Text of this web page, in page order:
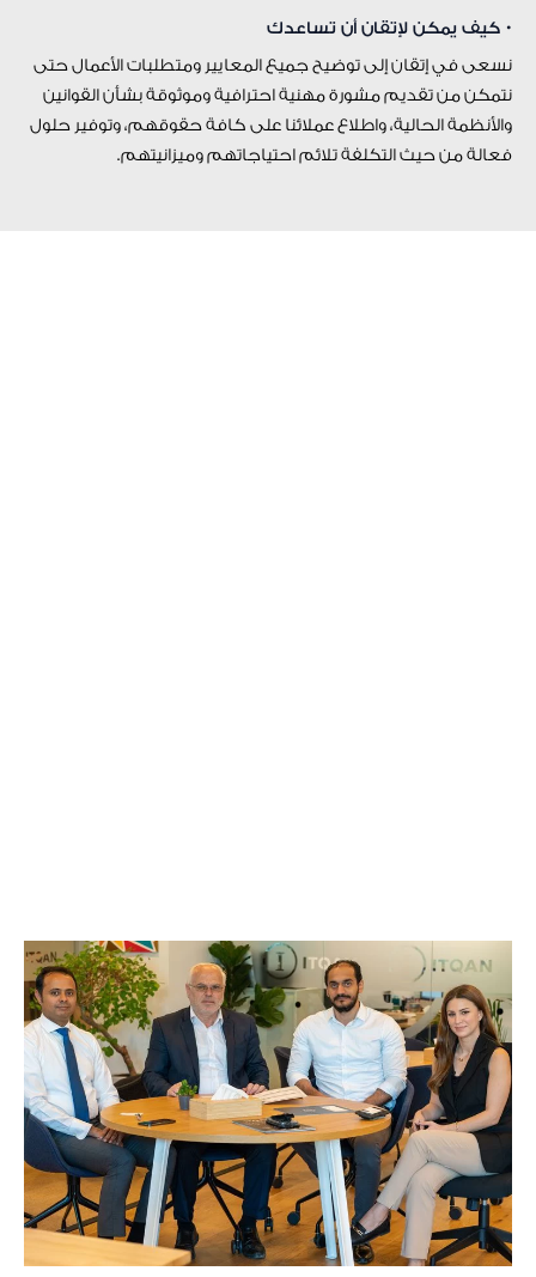
• كيف يمكن لإتقان أن تساعدك
نسعى في إتقان إلى توضيح جميع المعايير ومتطلبات الأعمال حتى
نتمكن من تقديم مشورة مهنية احترافية وموثوقة بشأن القوانين
والأنظمة الحالية، واطلاع عملائنا على كافة حقوقهم، وتوفير حلول
فعالة من حيث التكلفة تلائم احتياجاتهم وميزانيتهم.